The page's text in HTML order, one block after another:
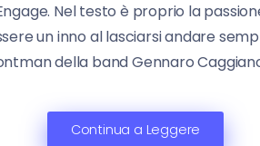
Nel testo è proprio la
un inno al lasciarsi andare
della band Gennaro
Continua a Leggere